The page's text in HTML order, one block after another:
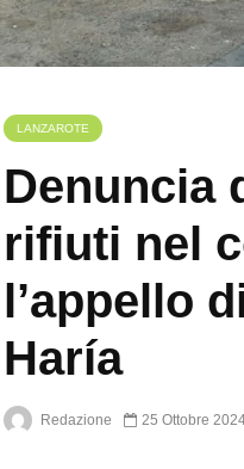
LANZAROTE
Denuncia
rifiuti nel
l’appello
Haría
Redazione 25 Ottobre